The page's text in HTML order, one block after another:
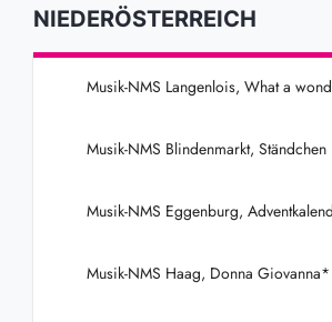
NIEDERÖSTERREICH
Musik-NMS Langenlois, What a
Musik-NMS Blindenmarkt, Ständchen
Musik-NMS Eggenburg,
Musik-NMS Haag, Donna Giovanna*